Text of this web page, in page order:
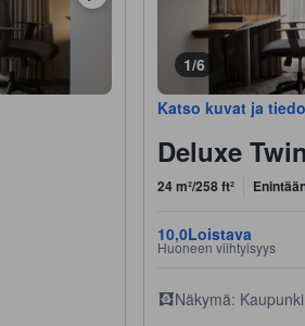
1/6
Katso kuvat ja
Deluxe
24 m²/258 ft²
10,0Loistava
Huoneen viihtyisyys
Näkymä: Kaupunki